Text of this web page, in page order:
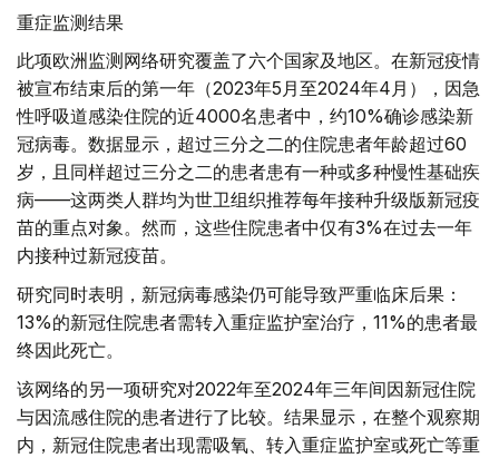
重症监测结果
此项欧洲监测网络研究覆盖了六个国家及地区。在新冠疫情
被宣布结束后的第一年（2023年5月至2024年4月），因急
性呼吸道感染住院的近4000名患者中，约10%确诊感染新
冠病毒。数据显示，超过三分之二的住院患者年龄超过60
岁，且同样超过三分之二的患者患有一种或多种慢性基础疾
病——这两类人群均为世卫组织推荐每年接种升级版新冠疫
苗的重点对象。然而，这些住院患者中仅有3%在过去一年
内接种过新冠疫苗。
研究同时表明，新冠病毒感染仍可能导致严重临床后果：
13%的新冠住院患者需转入重症监护室治疗，11%的患者最
终因此死亡。
该网络的另一项研究对2022年至2024年三年间因新冠住院
与因流感住院的患者进行了比较。结果显示，在整个观察期
内，新冠住院患者出现需吸氧、转入重症监护室或死亡等重